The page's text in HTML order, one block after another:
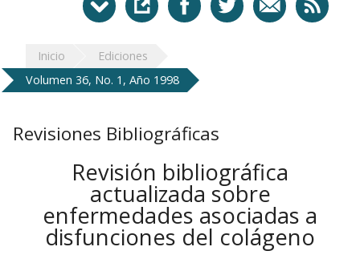
Inicio
Ediciones
Volumen 36, No. 1, Año 1998
Revisiones Bibliográficas
Revisión bibliográfica
actualizada sobre
enfermedades asociadas a
disfunciones del colágeno